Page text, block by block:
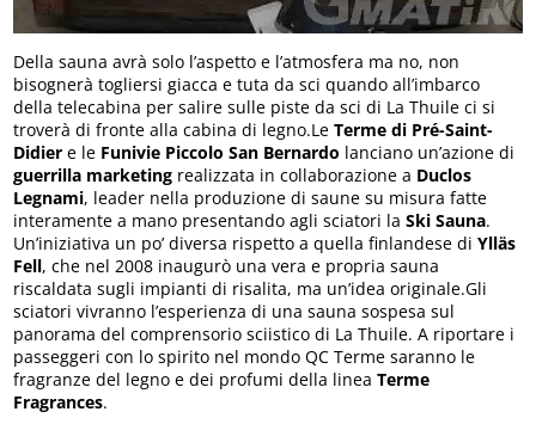
Della sauna avrà solo l’aspetto e l’atmosfera ma no, non
bisognerà togliersi giacca e tuta da sci quando all’imbarco
della telecabina per salire sulle piste da sci di La Thuile ci si
troverà di fronte alla cabina di legno.Le Terme di Pré-Saint-
Didier e le Funivie Piccolo San Bernardo lanciano un’azione di
guerrilla marketing realizzata in collaborazione a Duclos
Legnami, leader nella produzione di saune su misura fatte
interamente a mano presentando agli sciatori la Ski Sauna.
Un’iniziativa un po’ diversa rispetto a quella finlandese diYlläs
Fell, che nel 2008 inaugurò una vera e propria sauna
riscaldata sugli impianti di risalita, ma un’idea originale.Gli
sciatori vivranno l’esperienza di una sauna sospesa sul
panorama del comprensorio sciistico di La Thuile. A riportare i
passeggeri con lo spirito nel mondo QC Terme saranno le
fragranze del legno e dei profumi della lineaTerme
Fragrances.